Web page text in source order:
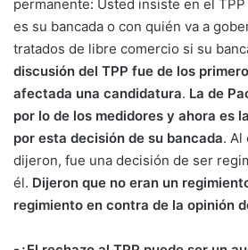
permanente: Usted insiste en el
es su bancada o con quién va a
tratados de libre comercio si su
discusión del TPP fue de los
afectada una candidatura. La de
por lo de los medidores y ahora es
por esta decisión de su bancada. Al
dijeron, fue una decisión de ser
él. Dijeron que no eran un
regimiento en contra de la opinión